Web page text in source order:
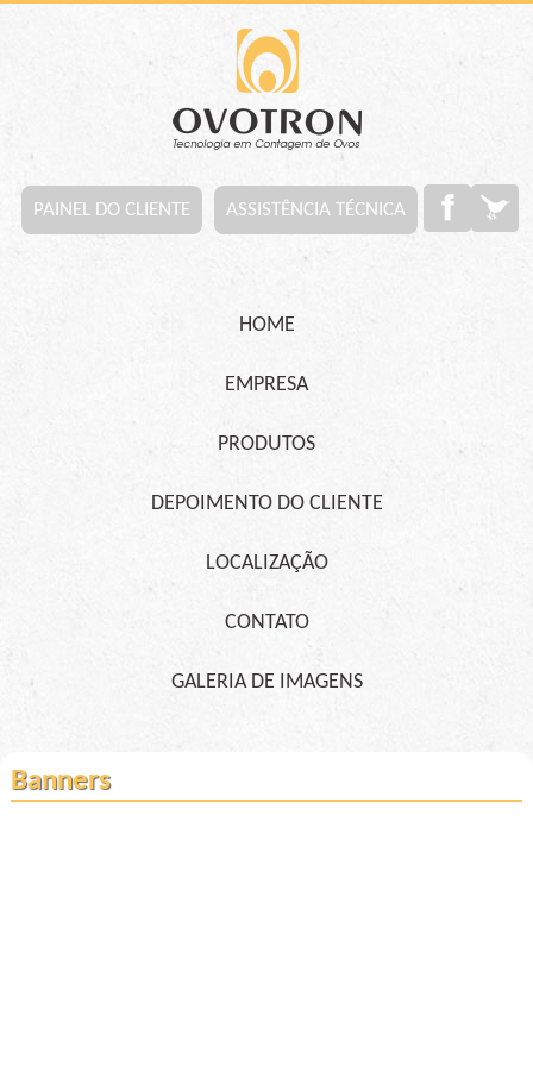
PAINEL DO CLIENTE ASSISTÊNCIA TÉCNICA
HOME
EMPRESA
PRODUTOS
DEPOIMENTO DO CLIENTE
LOCALIZAÇÃO
CONTATO
GALERIA DE IMAGENS
Banners